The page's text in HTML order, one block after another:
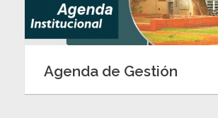
Agenda de Gestión